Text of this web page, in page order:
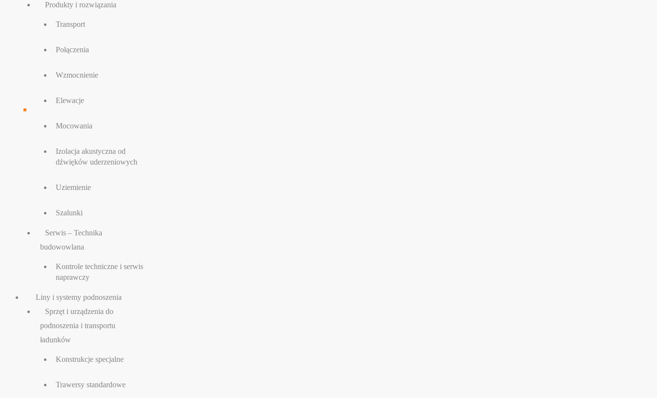
Produkty i rozwiązania
Transport
Połączenia
Wzmocnienie
Elewacje
Mocowania
Izolacja akustyczna od
dźwięków uderzeniowych
Uziemienie
Szalunki
Serwis – Technika
budowowlana
Kontrole techniczne i serwis
naprawczy
Liny i systemy podnoszenia
Sprzęt i urządzenia do
podnoszenia i transportu
ładunków
Konstrukcje specjalne
Trawersy standardowe